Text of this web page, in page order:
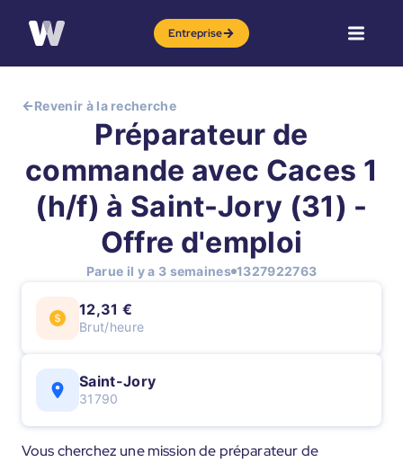
Entreprise
Revenir à la recherche
Préparateur de
commande avec Caces 1
(h/f) à Saint-Jory (31) -
Offre d'emploi
Parue il y a 3 semaines 1327922763
12,31 €
Brut/heure
Saint-Jory
31790
Vous cherchez une mission de préparateur de